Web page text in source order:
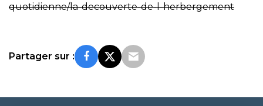
quotidienne/la-decouverte-de-l-herbergement
Partager sur :